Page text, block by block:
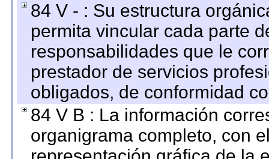
84 V - : Su estructura
permita vincular cada parte
responsabilidades que le
prestador de servicios
obligados, de conformidad
84 V B : La información
organigrama completo, con